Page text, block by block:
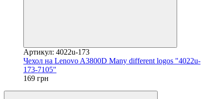
Артикул: 4022u-173
Чехол на Lenovo A3800D Many different logos "4022u-
173-7105"
169 грн